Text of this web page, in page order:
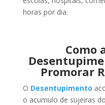
horas por dia.
Como
Promorar
O Desentupimento
o acumulo de sujeiras